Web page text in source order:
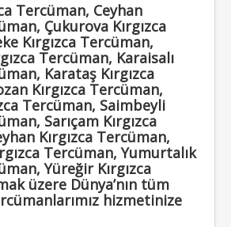
Tercüman, Ceyhan
Çukurova Kırgızca
Kırgızca Tercüman,
Tercüman, Karaisalı
Karataş Kırgızca
Kırgızca Tercüman,
Tercüman, Saimbeyli
Sarıçam Kırgızca
Kırgızca Tercüman,
Tercüman, Yumurtalık
Yüreğir Kırgızca
üzere Dünya’nın tüm
hizmetinize